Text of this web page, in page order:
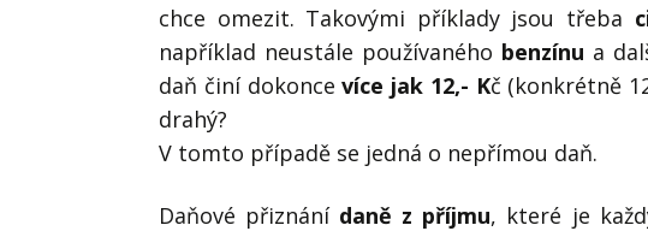
chce omezit. Takovými příklady jsou třeba
například neustále používaného benzínu a
daň činí dokoncevíce jak 12,- Kč (konkrétně
drahý?
V tomto případě se jedná o nepřímou daň.
Daňové přiznání daně z příjmu, které je